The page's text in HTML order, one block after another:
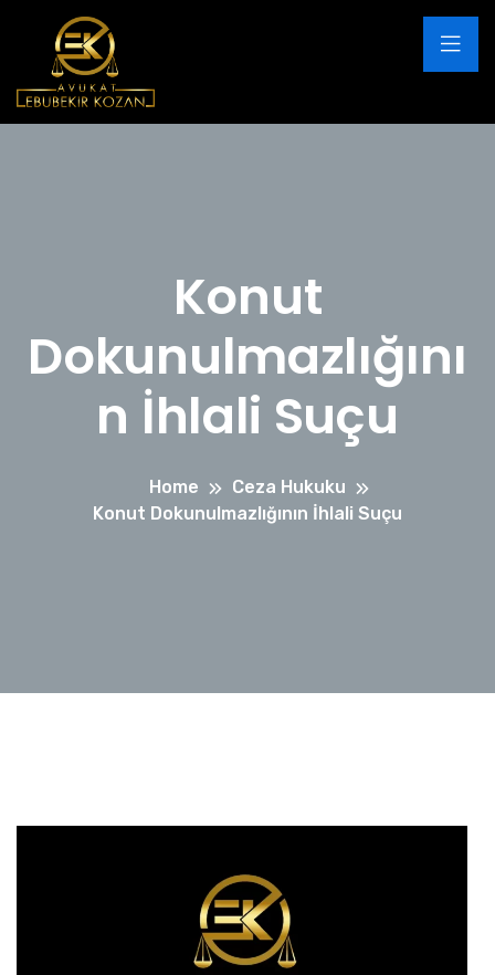
Konut
Dokunulmazlığını
n İhlali Suçu
Home
Ceza Hukuku
Konut Dokunulmazlığının İhlali Suçu